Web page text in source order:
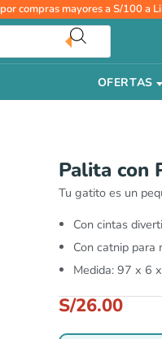
por compras mayores a S/100 a
OFERTAS
Palita con
Tu gatito es un
Con cintas
Con catnip para
Medida: 97 x 6
S/26.00